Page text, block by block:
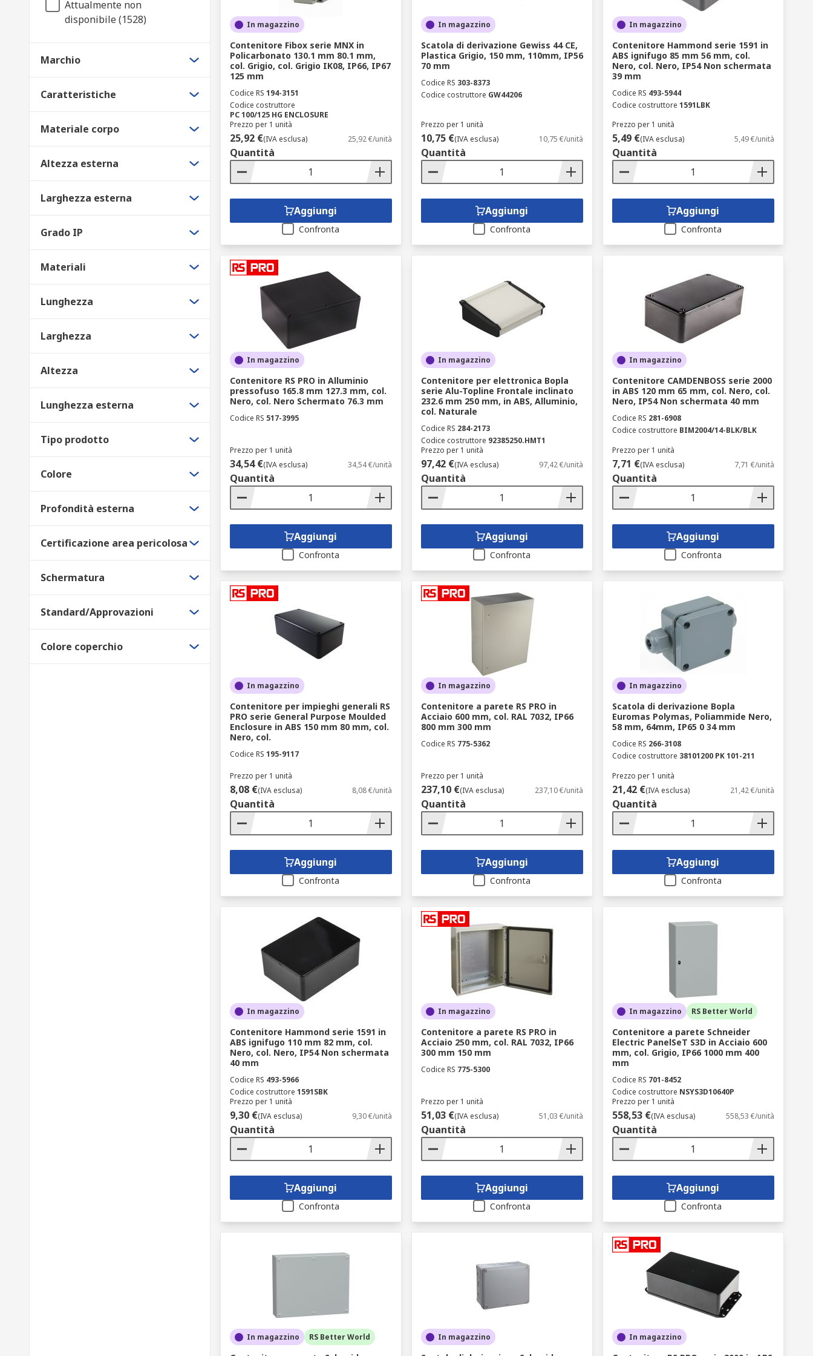
Attualmente non
disponibile (1528)
Marchio
Caratteristiche
Materiale corpo
Altezza esterna
Larghezza esterna
Grado IP
Materiali
Lunghezza
Larghezza
Altezza
Lunghezza esterna
Tipo prodotto
Colore
Profondità esterna
Certificazione area pericolosa
Schermatura
Standard/Approvazioni
Colore coperchio
In magazzino
Contenitore Fibox serie MNX in
Policarbonato 130.1 mm 80.1 mm,
col. Grigio, col. Grigio IK08, IP66, IP67
125 mm
Codice RS 194-3151
Codice costruttore
PC 100/125 HG ENCLOSURE
Prezzo per 1 unità
25,92 €(IVA esclusa) 25,92 €/unità
Quantità
Aggiungi
Confronta
In magazzino
Scatola di derivazione Gewiss 44 CE,
Plastica Grigio, 150 mm, 110mm, IP56
70 mm
Codice RS 303-8373
Codice costruttore GW44206
Prezzo per 1 unità
10,75 €(IVA esclusa) 10,75 €/unità
Quantità
Aggiungi
Confronta
In magazzino
Contenitore Hammond serie 1591 in
ABS ignifugo 85 mm 56 mm, col.
Nero, col. Nero, IP54 Non schermata
39 mm
Codice RS 493-5944
Codice costruttore 1591LBK
Prezzo per 1 unità
5,49 €(IVA esclusa) 5,49 €/unità
Quantità
Aggiungi
Confronta
In magazzino
Contenitore RS PRO in Alluminio
pressofuso 165.8 mm 127.3 mm, col.
Nero, col. Nero Schermato 76.3 mm
Codice RS 517-3995
Prezzo per 1 unità
34,54 €(IVA esclusa) 34,54 €/unità
Quantità
Aggiungi
Confronta
In magazzino
Contenitore per elettronica Bopla
serie Alu-Topline Frontale inclinato
232.6 mm 250 mm, in ABS, Alluminio,
col. Naturale
Codice RS 284-2173
Codice costruttore 92385250.HMT1
Prezzo per 1 unità
97,42 €(IVA esclusa) 97,42 €/unità
Quantità
Aggiungi
Confronta
In magazzino
Contenitore CAMDENBOSS serie 2000
in ABS 120 mm 65 mm, col. Nero, col.
Nero, IP54 Non schermata 40 mm
Codice RS 281-6908
Codice costruttore BIM2004/14-BLK/BLK
Prezzo per 1 unità
7,71 €(IVA esclusa) 7,71 €/unità
Quantità
Aggiungi
Confronta
In magazzino
Contenitore per impieghi generali RS
PRO serie General Purpose Moulded
Enclosure in ABS 150 mm 80 mm, col.
Nero, col.
Codice RS 195-9117
Prezzo per 1 unità
8,08 €(IVA esclusa) 8,08 €/unità
Quantità
Aggiungi
Confronta
In magazzino
Contenitore a parete RS PRO in
Acciaio 600 mm, col. RAL 7032, IP66
800 mm 300 mm
Codice RS 775-5362
Prezzo per 1 unità
237,10 €(IVA esclusa) 237,10 €/unità
Quantità
Aggiungi
Confronta
In magazzino
Scatola di derivazione Bopla
Euromas Polymas, Poliammide Nero,
58 mm, 64mm, IP65 0 34 mm
Codice RS 266-3108
Codice costruttore 38101200 PK 101-211
Prezzo per 1 unità
21,42 €(IVA esclusa) 21,42 €/unità
Quantità
Aggiungi
Confronta
In magazzino
Contenitore Hammond serie 1591 in
ABS ignifugo 110 mm 82 mm, col.
Nero, col. Nero, IP54 Non schermata
40 mm
Codice RS 493-5966
Codice costruttore 1591SBK
Prezzo per 1 unità
9,30 €(IVA esclusa) 9,30 €/unità
Quantità
Aggiungi
Confronta
In magazzino
Contenitore a parete RS PRO in
Acciaio 250 mm, col. RAL 7032, IP66
300 mm 150 mm
Codice RS 775-5300
Prezzo per 1 unità
51,03 €(IVA esclusa) 51,03 €/unità
Quantità
Aggiungi
Confronta
In magazzino RS Better World
Contenitore a parete Schneider
Electric PanelSeT S3D in Acciaio 600
mm, col. Grigio, IP66 1000 mm 400
mm
Codice RS 701-8452
Codice costruttore NSYS3D10640P
Prezzo per 1 unità
558,53 €(IVA esclusa) 558,53 €/unità
Quantità
Aggiungi
Confronta
In magazzino RS Better World In magazzino In magazzino